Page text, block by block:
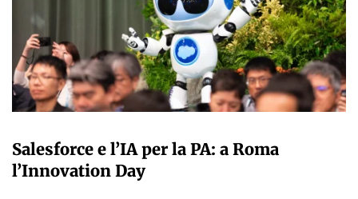
Salesforce e l’IA per la PA: a Roma
l’Innovation Day